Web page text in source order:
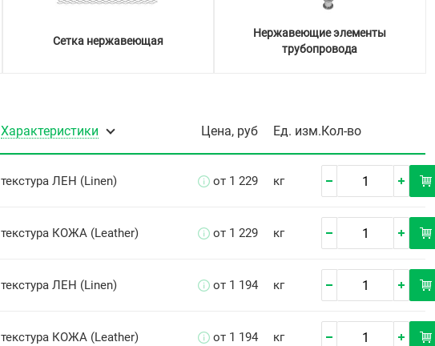
Сетка нержавеющая
Нержавеющие элементы
трубопровода
Характеристики Цена, руб Ед. изм. Кол-во
текстура ЛЕН (Linen) от 1 229 кг
текстура КОЖА (Leather) от 1 229 кг
текстура ЛЕН (Linen) от 1 194 кг
текстура КОЖА (Leather) от 1 194 кг